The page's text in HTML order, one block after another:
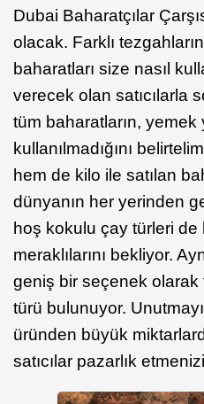
Dubai Baharatçılar
olacak. Farklı
baharatları size nasıl
verecek olan satıcılarla
tüm baharatların,
kullanılmadığını
hem de kilo ile satılan
dünyanın her yerinden
hoş kokulu çay türleri de
meraklılarını bekliyor.
geniş bir seçenek olarak
türü bulunuyor.
üründen büyük
satıcılar pazarlık